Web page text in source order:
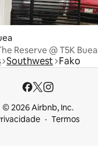
Reserve @ T5K Buea
Southwest Fako
© 2026 Airbnb, Inc.
Termos